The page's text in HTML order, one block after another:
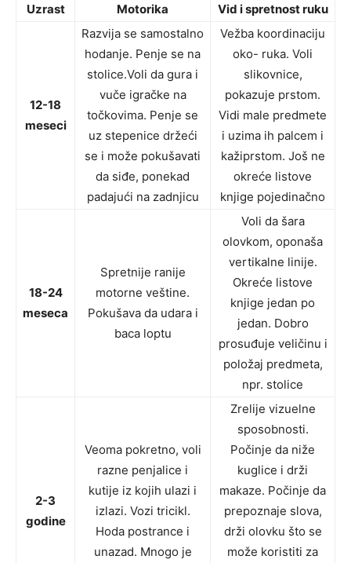
Uzrast Motorika Vid i spretnost ruku
12-18
meseci
Razvija se samostalno
hodanje. Penje se na
stolice.Voli da gura i
vuče igračke na
točkovima. Penje se
uz stepenice držeći
se i može pokušavati
da siđe, ponekad
padajući na zadnjicu
Vežba koordinaciju
oko- ruka. Voli
slikovnice,
pokazuje prstom.
Vidi male predmete
i uzima ih palcem i
kažiprstom. Još ne
okreće listove
knjige pojedinačno
18-24
meseca
Spretnije ranije
motorne veštine.
Pokušava da udara i
baca loptu
Voli da šara
olovkom, oponaša
vertikalne linije.
Okreće listove
knjige jedan po
jedan. Dobro
prosuđuje veličinu i
položaj predmeta,
npr. stolice
2-3
godine
Veoma pokretno, voli
razne penjalice i
kutije iz kojih ulazi i
izlazi. Vozi tricikl.
Hoda postrance i
unazad. Mnogo je
Zrelije vizuelne
sposobnosti.
Počinje da niže
kuglice i drži
makaze. Počinje da
prepoznaje slova,
drži olovku što se
može koristiti za